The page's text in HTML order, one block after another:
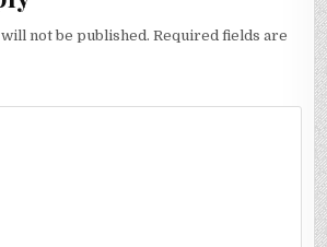
not be published. Required fields are